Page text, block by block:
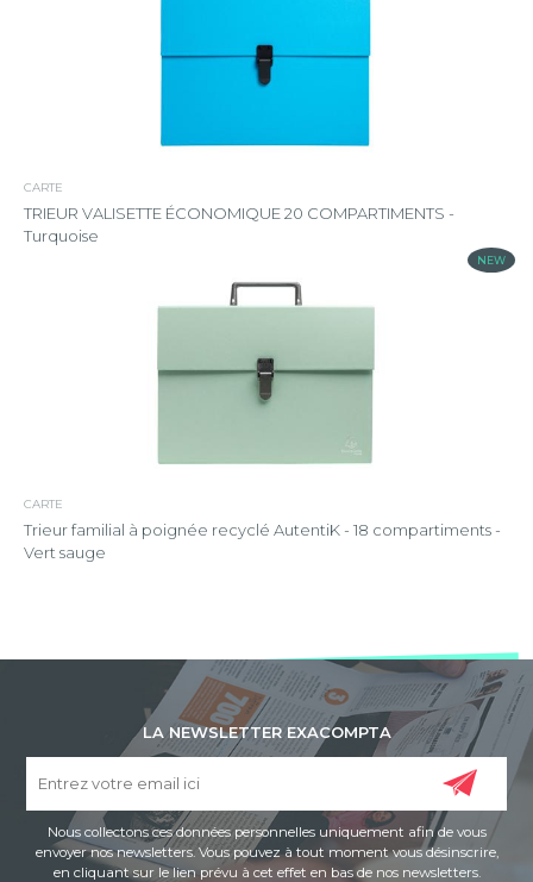
CARTE
TRIEUR VALISETTE ÉCONOMIQUE 20 COMPARTIMENTS -
Turquoise
NEW
CARTE
Trieur familial à poignée recyclé AutentiK - 18 compartiments -
Vert sauge
LA NEWSLETTER EXACOMPTA
Nous collectons ces données personnelles uniquement afin de vous
envoyer nos newsletters. Vous pouvez à tout moment vous désinscrire,
en cliquant sur le lien prévu à cet effet en bas de nos newsletters.